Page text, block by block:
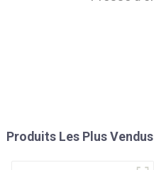
Produits Les Plus Vendus